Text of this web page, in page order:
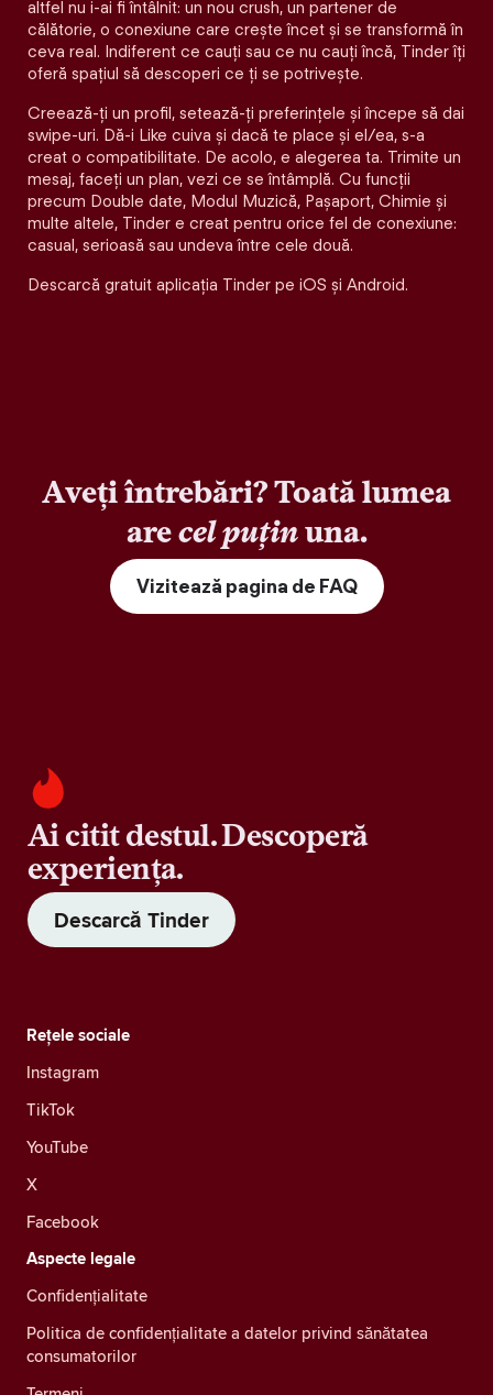
altfel nu i-ai fi întâlnit: un nou crush, un partener de
călătorie, o conexiune care crește încet și se transformă în
ceva real. Indiferent ce cauți sau ce nu cauți încă, Tinder îți
oferă spațiul să descoperi ce ți se potrivește.
Creează-ți un profil, setează-ți preferințele și începe să dai
swipe-uri. Dă-i Like cuiva și dacă te place și el/ea, s-a
creat o compatibilitate. De acolo, e alegerea ta. Trimite un
mesaj, faceți un plan, vezi ce se întâmplă. Cu funcții
precum Double date, Modul Muzică, Pașaport, Chimie și
multe altele, Tinder e creat pentru orice fel de conexiune:
casual, serioasă sau undeva între cele două.
Descarcă gratuit aplicația Tinder pe iOS și Android.
Aveți întrebări? Toată lumea
arecel puținuna.
Vizitează pagina de FAQ
Ai citit destul. Descoperă
experiența.
Descarcă Tinder
Rețele sociale
Instagram
TikTok
YouTube
X
Facebook
Aspecte legale
Confidenţialitate
Politica de confidențialitate a datelor privind sănătatea
consumatorilor